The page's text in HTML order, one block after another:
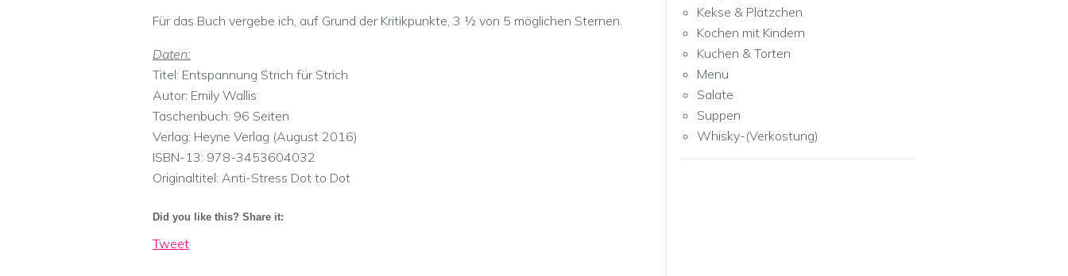
Für das Buch vergebe ich, auf Grund der Kritikpunkte, 3 ½ von 5 möglichen Sternen.
Daten:
Titel: Entspannung Strich für Strich
Autor: Emily Wallis
Taschenbuch: 96 Seiten
Verlag: Heyne Verlag (August 2016)
ISBN-13: 978-3453604032
Originaltitel: Anti-Stress Dot to Dot
Did you like this? Share it:
Tweet
Kekse & Plätzchen
Kochen mit Kindern
Kuchen & Torten
Menu
Salate
Suppen
Whisky-(Verkostung)